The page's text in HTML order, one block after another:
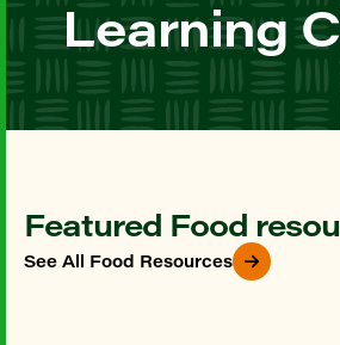
Learning
Featured Food
See All Food Resources